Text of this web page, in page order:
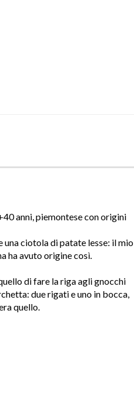
anni, piemontese con origini
una ciotola di patate lesse: il mio
ha avuto origine così.
di fare la riga agli gnocchi
due rigati e uno in bocca,
quello.